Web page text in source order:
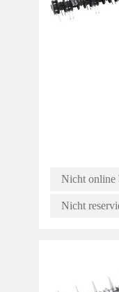
Nicht online
Nicht